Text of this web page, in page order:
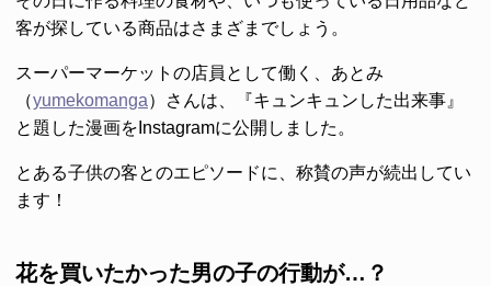
客が探している商品はさまざまでしょう。
スーパーマーケットの店員として働く、あとみ
（yumekomanga）さんは、『キュンキュンした出来事』
と題した漫画をInstagramに公開しました。
とある子供の客とのエピソードに、称賛の声が続出してい
ます！
花を買いたかった男の子の行動が…？